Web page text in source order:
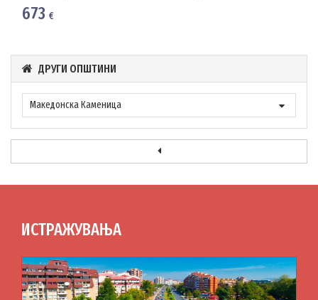
673 €
ДРУГИ ОПШТИНИ
Македонска Каменица
ИСТРАЖУВАЊА